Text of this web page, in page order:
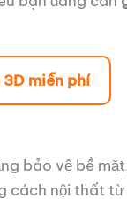
miễn phí
bảo vệ bề
cách nội thất